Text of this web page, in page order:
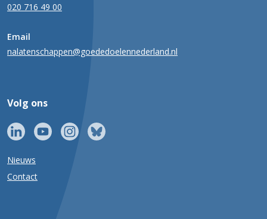
020 716 49 00
Email
nalatenschappen@goededoelennederland.nl
Volg ons
Nieuws
Contact